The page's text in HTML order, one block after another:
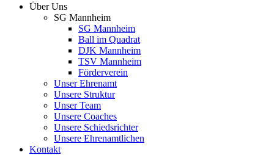
Über Uns
SG Mannheim
SG Mannheim
Ball im Quadrat
DJK Mannheim
TSV Mannheim
Förderverein
Unser Ehrenamt
Unsere Struktur
Unser Team
Unsere Coaches
Unsere Schiedsrichter
Unsere Ehrenamtlichen
Kontakt